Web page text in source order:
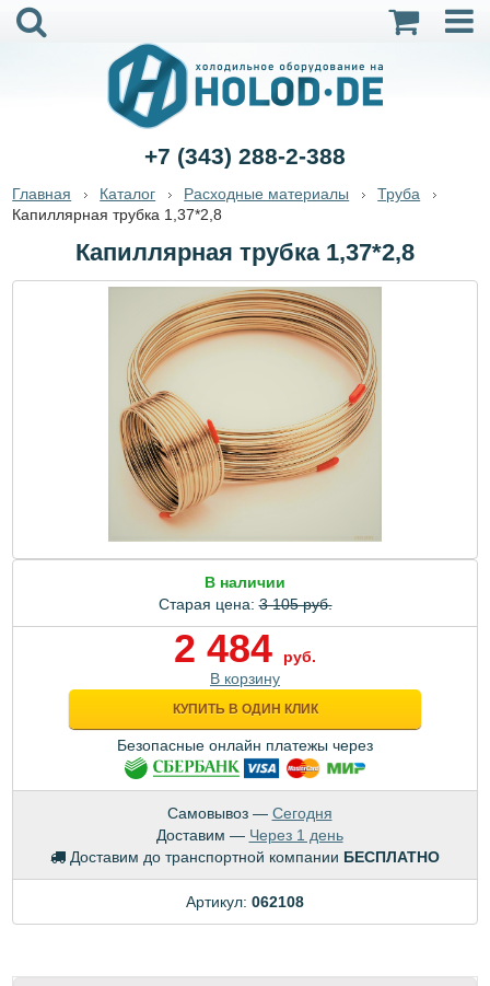
+7 (343) 288-2-388
Главная Каталог Расходные материалы
Труба
Капиллярная трубка 1,37*2,8
Капиллярная трубка 1,37*2,8
В наличии
Старая цена:3 105 руб.
2 484
руб.
В корзину
КУПИТЬ В ОДИН КЛИК
Безопасные онлайн платежы через
Самовывоз — Сегодня
Доставим — Через 1 день
Доставим до транспортной компании БЕСПЛАТНО
Артикул: 062108